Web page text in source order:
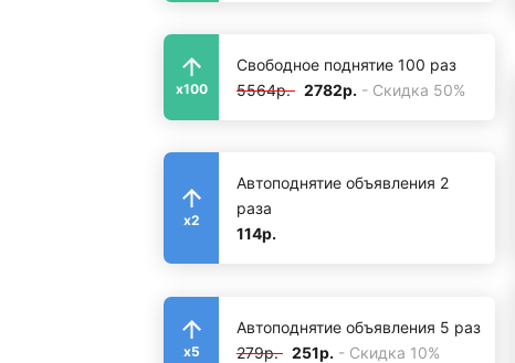
x100
Свободное поднятие 100 раз
5564р. 2782р. - Скидка 50%
x2
Автоподнятие объявления 2
раза
114р.
x5
Автоподнятие объявления 5 раз
279р. 251р. - Скидка 10%